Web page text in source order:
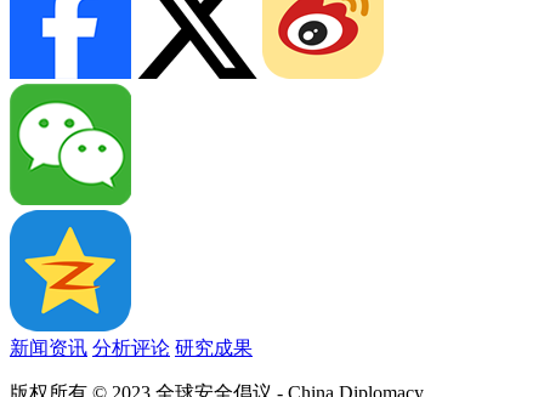
新闻资讯 分析评论 研究成果
版权所有 © 2023 全球安全倡议 - China Diplomacy